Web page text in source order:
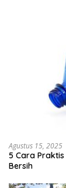
Agustus 15, 2025
5 Cara
Bersih